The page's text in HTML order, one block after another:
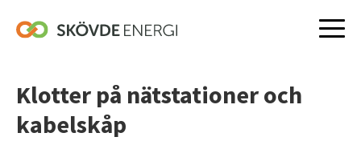
innehåll
Klotter på nätstationer och
kabelskåp